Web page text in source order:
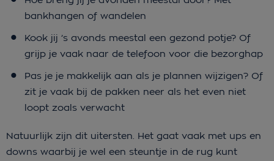
bankhangen of wandelen
Kook jij ’s avonds meestal een gezond potje? Of
grijp je vaak naar de telefoon voor die bezorghap
Pas je je makkelijk aan als je plannen wijzigen? Of
zit je vaak bij de pakken neer als het even niet
loopt zoals verwacht
Natuurlijk zijn dit uitersten. Het gaat vaak met ups en
downs waarbij je wel een steuntje in de rug kunt